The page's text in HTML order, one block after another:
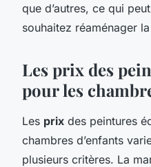
que d’autres, ce qui
souhaitez réaménager
Les prix des
pour les
Les prix des peintures
chambres d’enfants
plusieurs critères. La